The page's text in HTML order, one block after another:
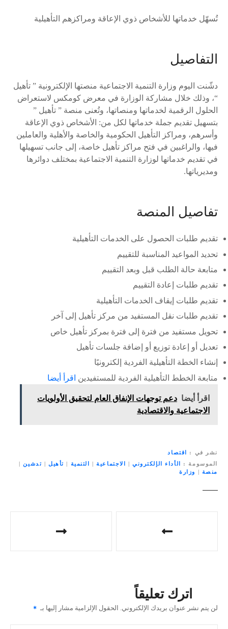
تُسهّل خدماتها للأشخاص ذوي الإعاقة ومراكزهم التأهيلية
التفاصيل
دشّنت اليوم وزارة التنمية الاجتماعية منصتها الإلكترونية ” تأهيل
“، وذلك خلال مشاركة الوزارة في معرض كومكس لاستعراض
الحلول الرقمية لخدماتها ومنصاتها، وتُعنى منصة ” تأهيل ”
بتسهيل تقديم جملة خدماتها لكل من: الأشخاص ذوي الإعاقة
وأسرهم، ومراكز التأهيل الحكومية والخاصة والأهلية والعاملين
فيها، والراغبين في فتح مراكز تأهيل خاصة، إلى جانب تسهيلها
في تقديم خدماتها لوزارة التنمية الاجتماعية بمختلف دوائرها
ومديرياتها.
تفاصيل المنصة
تقديم طلبات الحصول على الخدمات التأهيلية
تحديد المواعيد المناسبة للتقييم
متابعة حالة الطلب قبل وبعد التقييم
تقديم طلبات إعادة التقييم
تقديم طلبات إيقاف الخدمات التأهيلية
تقديم طلبات نقل المستفيد من مركز تأهيل إلى آخر
تحويل مستفيد من فترة إلى فترة بمركز تأهيل خاص
تعديل أو إعادة توزيع أو إضافة جلسات تأهيل
إنشاء الخطة التأهيلية الفردية إلكترونيًا
متابعة الخطط التأهيلية الفردية للمستفيدين اقرأ أيضا
اقرأ أيضا دعم توجهات الإنفاق العام لتحقيق الأولويات
الاجتماعية والاقتصادية
نشر في
اقتصاد
الموسومة
الأداء الإلكتروني| الاجتماعية| التنمية | تأهيل | تدشين |
منصة | وزارة
ا
اترك تعليقاً
لن يتم نشر عنوان بريدك الإلكتروني. الحقول الإلزامية مشار إليها بـ